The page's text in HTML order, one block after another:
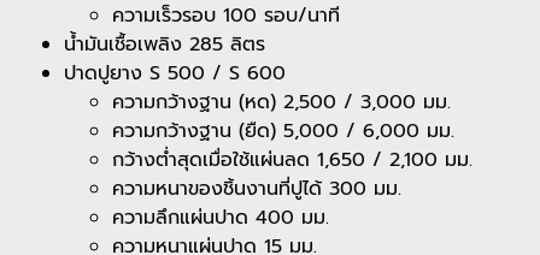
ความเร็วรอบ 100 รอบ/นาที
น้ำมันเชื้อเพลิง 285 ลิตร
ปาดปูยาง S 500 / S 600
ความกว้างฐาน (หด) 2,500 / 3,000 มม.
ความกว้างฐาน (ยืด) 5,000 / 6,000 มม.
กว้างต่ำสุดเมื่อใช้แผ่นลด 1,650 / 2,100 มม.
ความหนาของชิ้นงานที่ปูได้ 300 มม.
ความลึกแผ่นปาด 400 มม.
ความหนาแผ่นปาด 15 มม.